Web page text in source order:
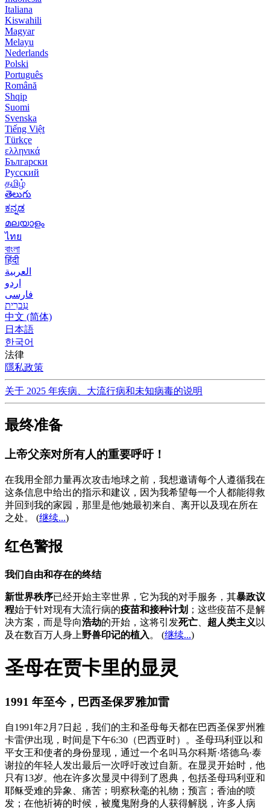
Italiana
Kiswahili
Magyar
Melayu
Nederlands
Polski
Português
Română
Shqip
Suomi
Svenska
Tiếng Việt
Türkçe
ελληνικά
Български
Русский
தமிழ்
తెలుగు
ಕನ್ನಡ
മലയാളം
ไทย
বাংলা
हिंदी
العربية
اردو
فارسی
עִברִית
中文 (简体)
日本語
한국어
法律
隱私政策
关于 2025 年疾病、大流行病和未知病毒的说明
最终准备
上帝父亲对所有人的重要呼吁！
在我用全部力量再次攻击地球之前，我想邀请每个人遵循我在
这条信息中给出的指示和建议，因为我希望每一个人都能得救
并回到我的家园，那里是他/她最初来自、离开以及现在所在
之处。
(继续...)
红色警报
我们自由和存在的终结
新世界秩序已经开始主宰世界，它为我的对手服务，其暴政议
程始于针对现有大流行病的疫苗和接种计划 ；这些疫苗不是解
决方案，而是导向浩劫的开始，这将引发死亡 超人类主义 以
及在数百万人身上野兽印记的植入 。 (继续...)
圣母在贾卡里的显灵
1991 年至今，巴西圣保罗雅加雷
自1991年2月7日起，我们的主和圣母每天都在巴西圣保罗州雅
卡雷伊出现，时间是下午6:30（巴西亚时）。圣母玛利亚以和
平女王和使者的身份显现，通过一个名叫马尔科斯·塔德乌·泰
谢拉的年轻人发出最后一次呼吁改过自新。在显灵开始时，他
只有13岁。他在许多次显灵中得到了恩典，包括圣母玛利亚和
耶稣受难的异象、痛苦；明察秋毫的礼物；预言；香油的喷
发；在他祈祷的时候，被魔鬼附身的人获得解脱，许多人病